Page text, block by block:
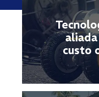
custo